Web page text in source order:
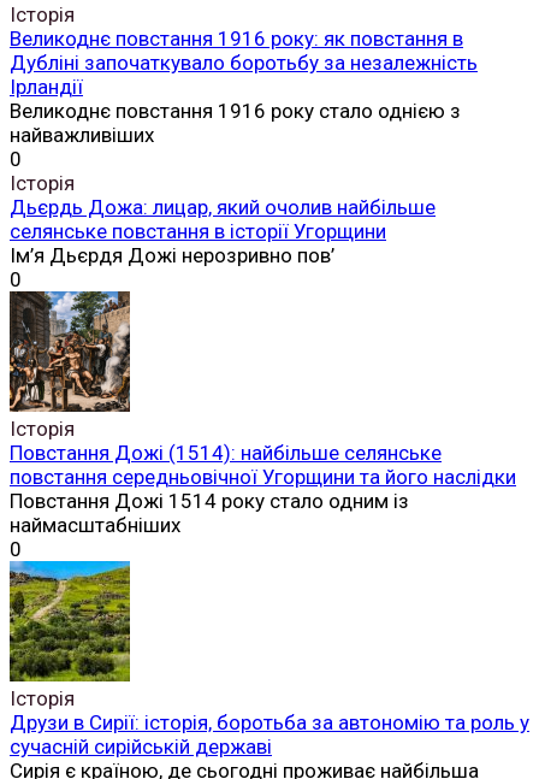
Історія
Великоднє повстання 1916 року: як повстання в
Дубліні започаткувало боротьбу за незалежність
Ірландії
Великоднє повстання 1916 року стало однією з
найважливіших
0
Історія
Дьєрдь Дожа: лицар, який очолив найбільше
селянське повстання в історії Угорщини
Ім’я Дьєрдя Дожі нерозривно пов’
0
Історія
Повстання Дожі (1514): найбільше селянське
повстання середньовічної Угорщини та його наслідки
Повстання Дожі 1514 року стало одним із
наймасштабніших
0
Історія
Друзи в Сирії: історія, боротьба за автономію та роль у
сучасній сирійській державі
Сирія є країною, де сьогодні проживає найбільша